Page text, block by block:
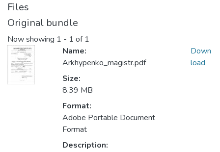
Files
Original bundle
Now showing 1 - 1 of 1
Name:
Arkhypenko_magistr.pdf
Size:
8.39 MB
Format:
Adobe Portable Document
Format
Description:
Down
load